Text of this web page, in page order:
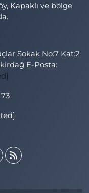
Kapaklı ve bölge
Sokak No:7 Kat:2
E-Posta: